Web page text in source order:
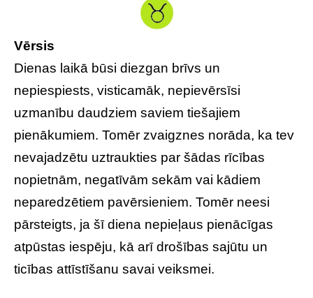
Vērsis
Dienas laikā būsi diezgan brīvs un
nepiespiests, visticamāk, nepievērsīsi
uzmanību daudziem saviem tiešajiem
pienākumiem. Tomēr zvaigznes norāda, ka tev
nevajadzētu uztraukties par šādas rīcības
nopietnām, negatīvām sekām vai kādiem
neparedzētiem pavērsieniem. Tomēr neesi
pārsteigts, ja šī diena nepieļaus pienācīgas
atpūstas iespēju, kā arī drošības sajūtu un
ticības attīstīšanu savai veiksmei.